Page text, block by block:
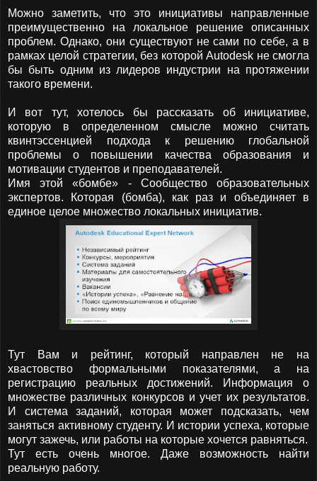
Можно заметить, что это инициативы направленные
преимущественно на локальное решение описанных
проблем. Однако, они существуют не сами по себе, а в
рамках целой стратегии, без которойAutodesk не смогла
бы быть одним из лидеров индустрии на протяжении
такого времени.
И вот тут, хотелось бы рассказать об инициативе,
которую в определенном смысле можно считать
квинтэссенцией подхода к решению глобальной
проблемы о повышении качества образования и
мотивации студентов и преподавателей.
Имя этой «бомбе» - Сообщество образовательных
экспертов. Которая (бомба), как раз и объединяет в
единое целое множество локальных инициатив.
Тут Вам и рейтинг, который направлен не на
хвастовство формальными показателями, а на
регистрацию реальных достижений. Информация о
множестве различных конкурсов и учет их результатов.
И система заданий, которая может подсказать, чем
заняться активному студенту. И истории успеха, которые
могут зажечь, или работы на которые хочется равняться.
Тут есть очень многое. Даже возможность найти
реальную работу.